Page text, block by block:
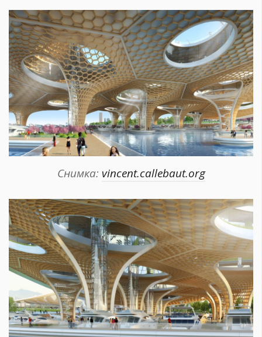
Снимка: vincent.callebaut.org